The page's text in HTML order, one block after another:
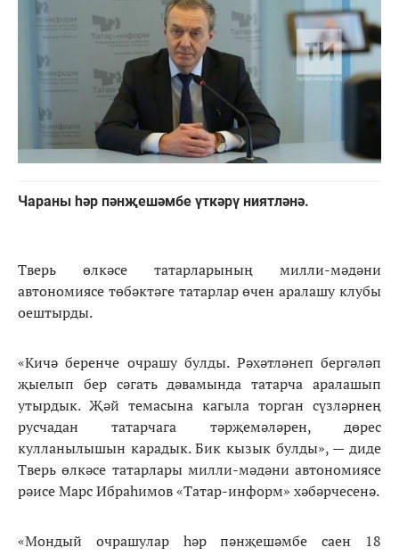
Чараны һәр пәнҗешәмбе үткәрү ниятләнә.
Тверь өлкәсе татарларының милли-мәдәни
автономиясе төбәктәге татарлар өчен аралашу клубы
оештырды.
«Кичә беренче очрашу булды. Рәхәтләнеп бергәләп
җыелып бер сәгать дәвамында татарча аралашып
утырдык. Җәй темасына кагыла торган сүзләрнең
русчадан татарчага тәрҗемәләрен, дөрес
кулланылышын карадык. Бик кызык булды», — диде
Тверь өлкәсе татарлары милли-мәдәни автономиясе
рәисе Марс Ибраһимов «Татар-информ» хәбәрчесенә.
«Мондый очрашулар һәр пәнҗешәмбе саен 18